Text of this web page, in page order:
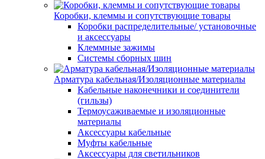
Коробки, клеммы и сопутствующие товары
Коробки распределительные/ установочные
и аксессуары
Клеммные зажимы
Системы сборных шин
Арматура кабельная/Изоляционные материалы
Кабельные наконечники и соединители
(гильзы)
Термоусаживаемые и изоляционные
материалы
Аксессуары кабельные
Муфты кабельные
Аксессуары для светильников